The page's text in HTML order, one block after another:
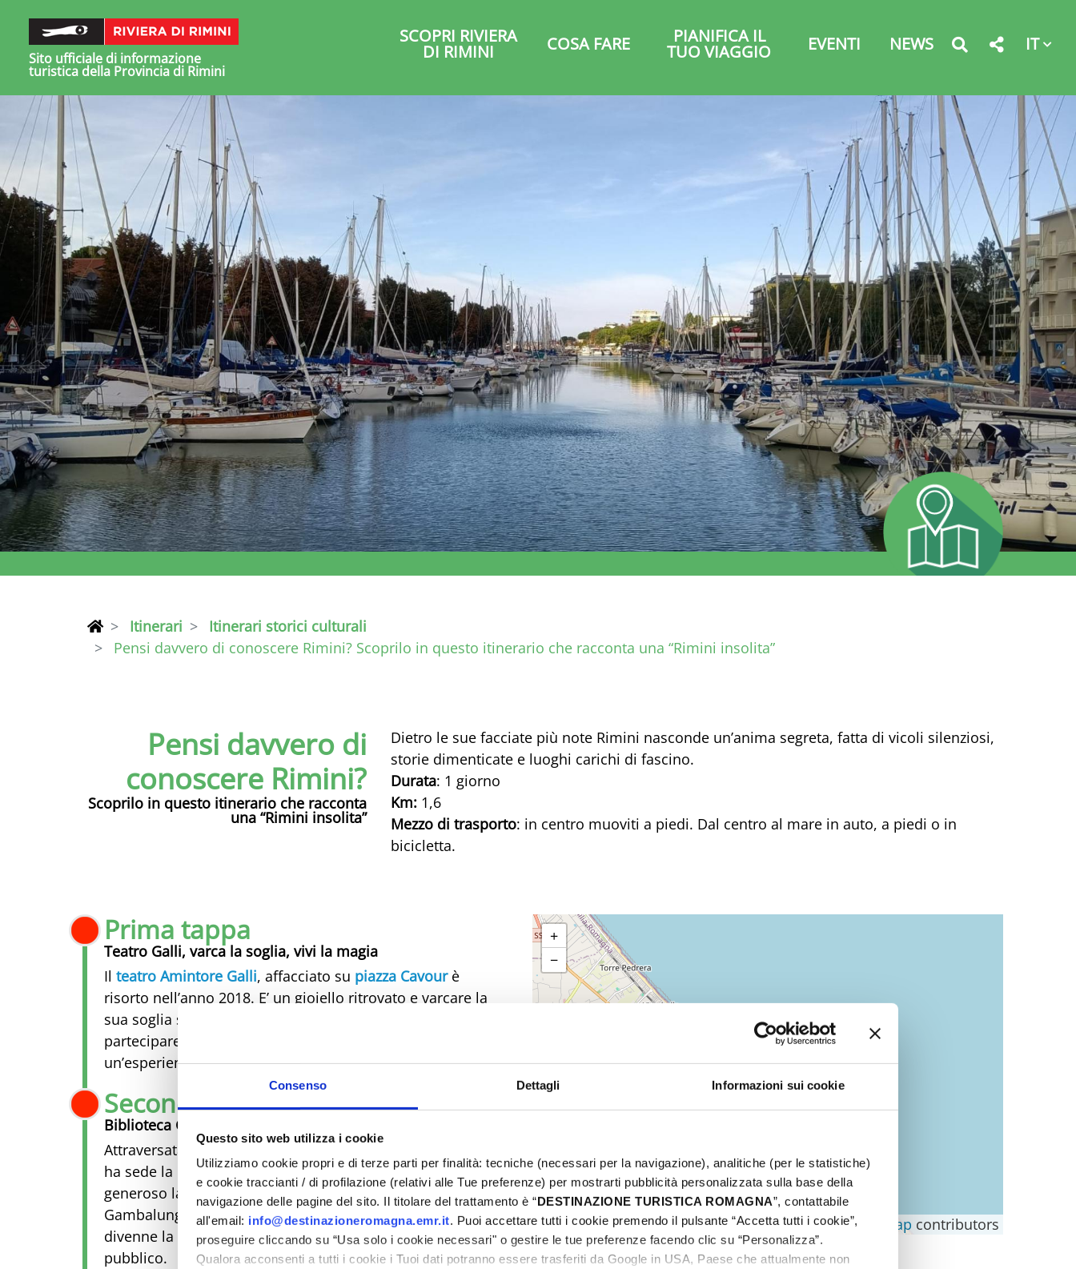
Consenso Dettagli Informazioni sui cookie
Questo sito web utilizza i cookie
Utilizziamo cookie propri e di terze parti per finalità: tecniche (necessari per la navigazione), analitiche (per le statistiche)
e cookie traccianti / di profilazione (relativi alle Tue preferenze) per mostrarti pubblicità personalizzata sulla base della
navigazione delle pagine del sito. Il titolare del trattamento è “DESTINAZIONE TURISTICA ROMAGNA”, contattabile
all'email: info@destinazioneromagna.emr.it. Puoi accettare tutti i cookie premendo il pulsante “Accetta tutti i cookie”,
proseguire cliccando su “Usa solo i cookie necessari" o gestire le tue preferenze facendo clic su “Personalizza”.
Qualora acconsenti a tutti i cookie i Tuoi dati potranno essere trasferiti da Google in USA, Paese che attualmente non
Sito ufficiale di informazione
turistica della Provincia di Rimini
SCOPRI RIVIERA
DI RIMINI COSA FARE PIANIFICA IL
TUO VIAGGIO EVENTI NEWS IT
Itinerari
Itinerari storici culturali
Pensi davvero di conoscere Rimini? Scoprilo in questo itinerario che racconta una “Rimini insolita”
Pensi davvero di
conoscere Rimini?
Scoprilo in questo itinerario che racconta
una “Rimini insolita”
Dietro le sue facciate più note Rimini nasconde un’anima segreta, fatta di vicoli silenziosi,
storie dimenticate e luoghi carichi di fascino.
Durata: 1 giorno
Km: 1,6
Mezzo di trasporto: in centro muoviti a piedi. Dal centro al mare in auto, a piedi o in
bicicletta.
Prima tappa
Teatro Galli, varca la soglia, vivi la magia
Il teatro Amintore Galli, affacciato su piazza Cavourè
risorto nell’anno 2018. E’ un gioiello ritrovato e varcare la
sua soglia significa assistere ad uno spettacolo o
partecipare ad una visita guidata. Il Teatro Galli è
un’esperienza da non perdere.
Seconda tappa
Biblioteca Gambalunga, la cultura ha radici profonde
Attraversata
piazza Cavour
ha sede la
Biblioteca Civica Gambalunga, che ha origine dal
generoso lascito del giureconsulto riminese Alessandro
Gambalunga. Alla sua morte, nel 1619, la Gambalunga
divenne la prima biblioteca civica in Italia aperta all'uso
pubblico.
+
−
Leaflet |© OpenStreetMap contributors